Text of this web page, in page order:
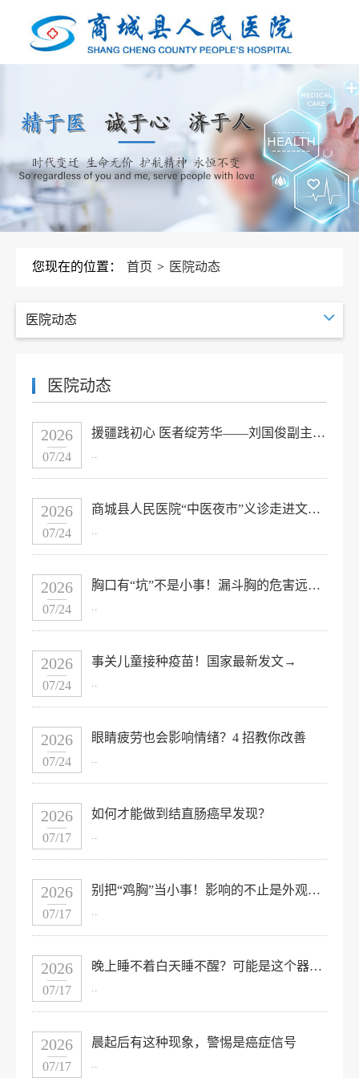
您现在的位置： 首页 > 医院动态
医院动态
医院动态
2026
07/24
援疆践初心 医者绽芳华——刘国俊副主任医师圆满完成医疗援疆任务
..
2026
07/24
商城县人民医院“中医夜市”义诊走进文体广场
..
2026
07/24
胸口有“坑”不是小事！漏斗胸的危害远超你想象
..
2026
07/24
事关儿童接种疫苗！国家最新发文→
..
2026
07/24
眼睛疲劳也会影响情绪？4 招教你改善
..
2026
07/17
如何才能做到结直肠癌早发现？
..
2026
07/17
别把“鸡胸”当小事！影响的不止是外观，家长必读的儿童胸廓畸形科普
..
2026
07/17
晚上睡不着白天睡不醒？可能是这个器官在“报警”！
..
2026
07/17
晨起后有这种现象，警惕是癌症信号
..